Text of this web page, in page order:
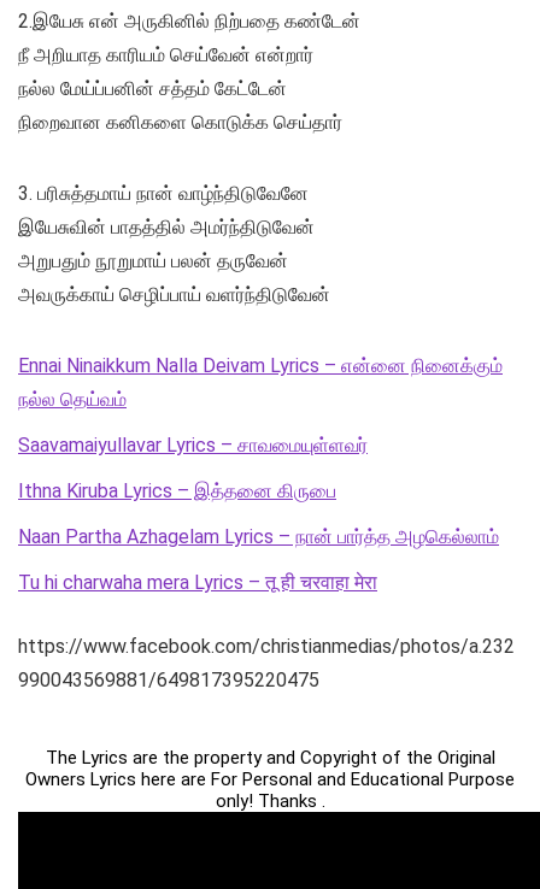
2.இயேசு என் அருகினில் நிற்பதை கண்டேன்
நீ அறியாத காரியம் செய்வேன் என்றார்
நல்ல மேய்ப்பனின் சத்தம் கேட்டேன்
நிறைவான கனிகளை கொடுக்க செய்தார்
3. பரிசுத்தமாய் நான் வாழ்ந்திடுவேனே
இயேசுவின் பாதத்தில் அமர்ந்திடுவேன்
அறுபதும் நூறுமாய் பலன் தருவேன்
அவருக்காய் செழிப்பாய் வளர்ந்திடுவேன்
Ennai Ninaikkum Nalla Deivam Lyrics – என்னை நினைக்கும்
நல்ல தெய்வம்
Saavamaiyullavar Lyrics – சாவமையுள்ளவர்
Ithna Kiruba Lyrics – இத்தனை கிருபை
Naan Partha Azhagelam Lyrics – நான் பார்த்த அழகெல்லாம்
Tu hi charwaha mera Lyrics – तू ही चरवाहा मेरा
https://www.facebook.com/christianmedias/photos/a.232
990043569881/649817395220475
The Lyrics are the property and Copyright of the Original
Owners Lyrics here are For Personal and Educational Purpose
only! Thanks .